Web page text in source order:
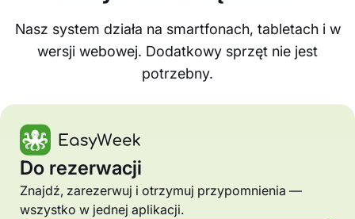
Nasz system działa na smartfonach, tabletach i w
wersji webowej. Dodatkowy sprzęt nie jest
potrzebny.
Do rezerwacji
Znajdź, zarezerwuj i otrzymuj przypomnienia —
wszystko w jednej aplikacji.